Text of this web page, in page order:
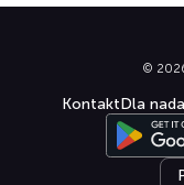
©
KontaktDla